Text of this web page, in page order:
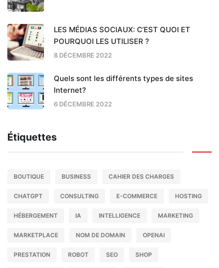
LES MÉDIAS SOCIAUX: C’EST QUOI ET
POURQUOI LES UTILISER ?
8 DÉCEMBRE 2022
Quels sont les différents types de sites
Internet?
6 DÉCEMBRE 2022
Étiquettes
BOUTIQUE BUSINESS CAHIER DES CHARGES
CHATGPT CONSULTING E-COMMERCE HOSTING
HÉBERGEMENT IA INTELLIGENCE MARKETING
MARKETPLACE NOM DE DOMAIN OPENAI
PRESTATION ROBOT SEO SHOP